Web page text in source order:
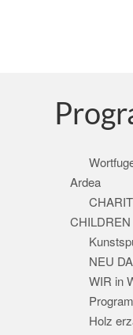
Ardea
CHILDREN
NEU
WIR in
Holz